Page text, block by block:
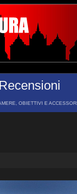
Recensioni
OBIETTIVI E ACCESSORI